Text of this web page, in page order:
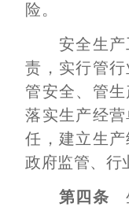
险。
安全生产
责，实行管
管安全、管
落实生产经
任，建立生产
政府监管、行
第四条